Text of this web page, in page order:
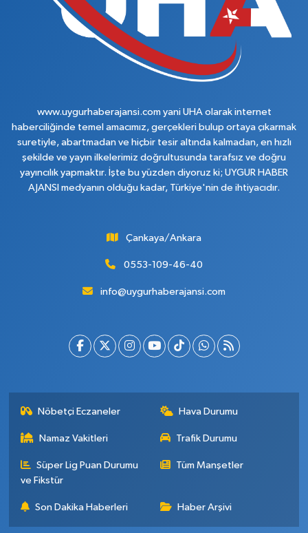
www.uygurhaberajansi.com yani UHA olarak internet
haberciliğinde temel amacımız, gerçekleri bulup ortaya çıkarmak
suretiyle, abartmadan ve hiçbir tesir altında kalmadan, en hızlı
şekilde ve yayın ilkelerimiz doğrultusunda tarafsız ve doğru
yayıncılık yapmaktır. İşte bu yüzden diyoruz ki; UYGUR HABER
AJANSI medyanın olduğu kadar, Türkiye'nin de ihtiyacıdır.
Çankaya/Ankara
0553-109-46-40
info@uygurhaberajansi.com
Nöbetçi Eczaneler Hava Durumu
Namaz Vakitleri Trafik Durumu
Süper Lig Puan Durumu
ve Fikstür
Tüm Manşetler
Son Dakika Haberleri Haber Arşivi